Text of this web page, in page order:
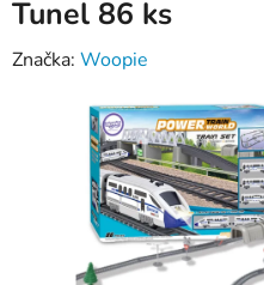
Tunel 86 ks
Značka: Woopie